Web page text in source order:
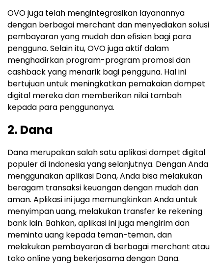
OVO juga telah mengintegrasikan layanannya
dengan berbagai merchant dan menyediakan solusi
pembayaran yang mudah dan efisien bagi para
pengguna. Selain itu, OVO juga aktif dalam
menghadirkan program-program promosi dan
cashback yang menarik bagi pengguna. Hal ini
bertujuan untuk meningkatkan pemakaian dompet
digital mereka dan memberikan nilai tambah
kepada para penggunanya.
2. Dana
Dana merupakan salah satu aplikasi dompet digital
populer di Indonesia yang selanjutnya. Dengan Anda
menggunakan aplikasi Dana, Anda bisa melakukan
beragam transaksi keuangan dengan mudah dan
aman. Aplikasi ini juga memungkinkan Anda untuk
menyimpan uang, melakukan transfer ke rekening
bank lain. Bahkan, aplikasi ini juga mengirim dan
meminta uang kepada teman-teman, dan
melakukan pembayaran di berbagai merchant atau
toko online yang bekerjasama dengan Dana.